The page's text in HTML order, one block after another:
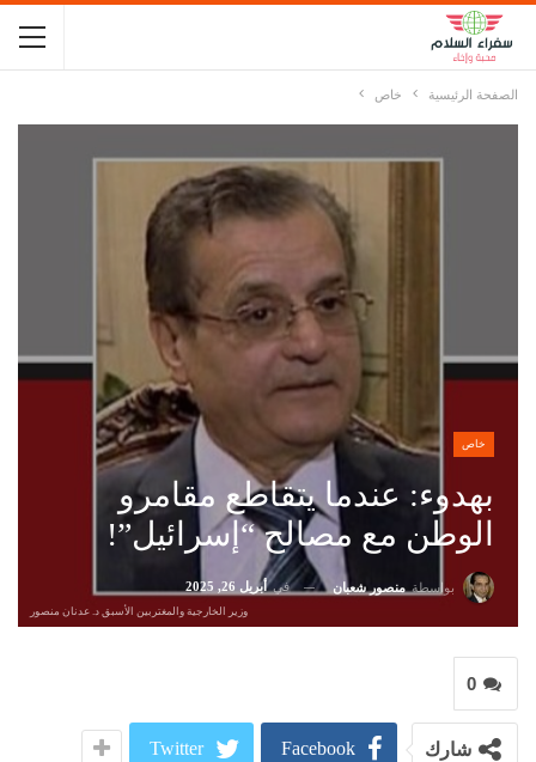
الصفحة الرئيسية خاص
خاص
بهدوء: عندما يتقاطع مقامرو
الوطن مع مصالح “إسرائيل”!
بواسطة منصور شعبان فيأبريل 26, 2025
وزير الخارجية والمغتربين الأسبق د. عدنان منصور
0
شارك Facebook
Twitter